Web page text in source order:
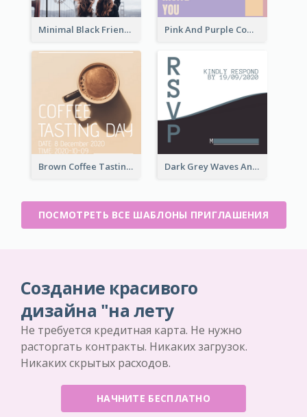
Minimal Black Friendsgiving Invitation Pink And Purple Come To our Party Invitation
Brown Coffee Tasting Day In December Invitation Dark Grey Waves And Curves Invitation
ПОСМОТРЕТЬ ВСЕ ШАБЛОНЫ ПРИГЛАШЕНИЯ
Создание красивого
дизайна "на лету
Не требуется кредитная карта. Не нужно
расторгать контракты. Никаких загрузок.
Никаких скрытых расходов.
НАЧНИТЕ БЕСПЛАТНО